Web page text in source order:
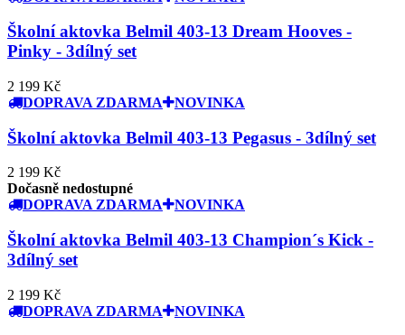
Školní aktovka Belmil 403-13 Dream Hooves -
Pinky - 3dílný set
2 199 Kč
DOPRAVA ZDARMA
NOVINKA
Školní aktovka Belmil 403-13 Pegasus - 3dílný set
2 199 Kč
Dočasně nedostupné
DOPRAVA ZDARMA
NOVINKA
Školní aktovka Belmil 403-13 Champion´s Kick -
3dílný set
2 199 Kč
DOPRAVA ZDARMA
NOVINKA